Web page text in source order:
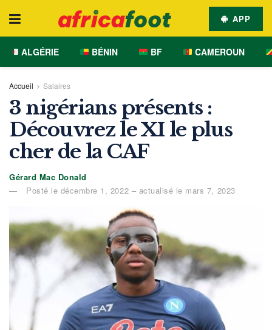
APP
ALGÉRIE BÉNIN BF CAMEROUN
Accueil Salaires
3 nigérians présents :
Découvrez le XI le plus
cher de la CAF
Gérard Mac Donald
Posté le décembre 1, 2022 – actualisé le mars 7, 2023